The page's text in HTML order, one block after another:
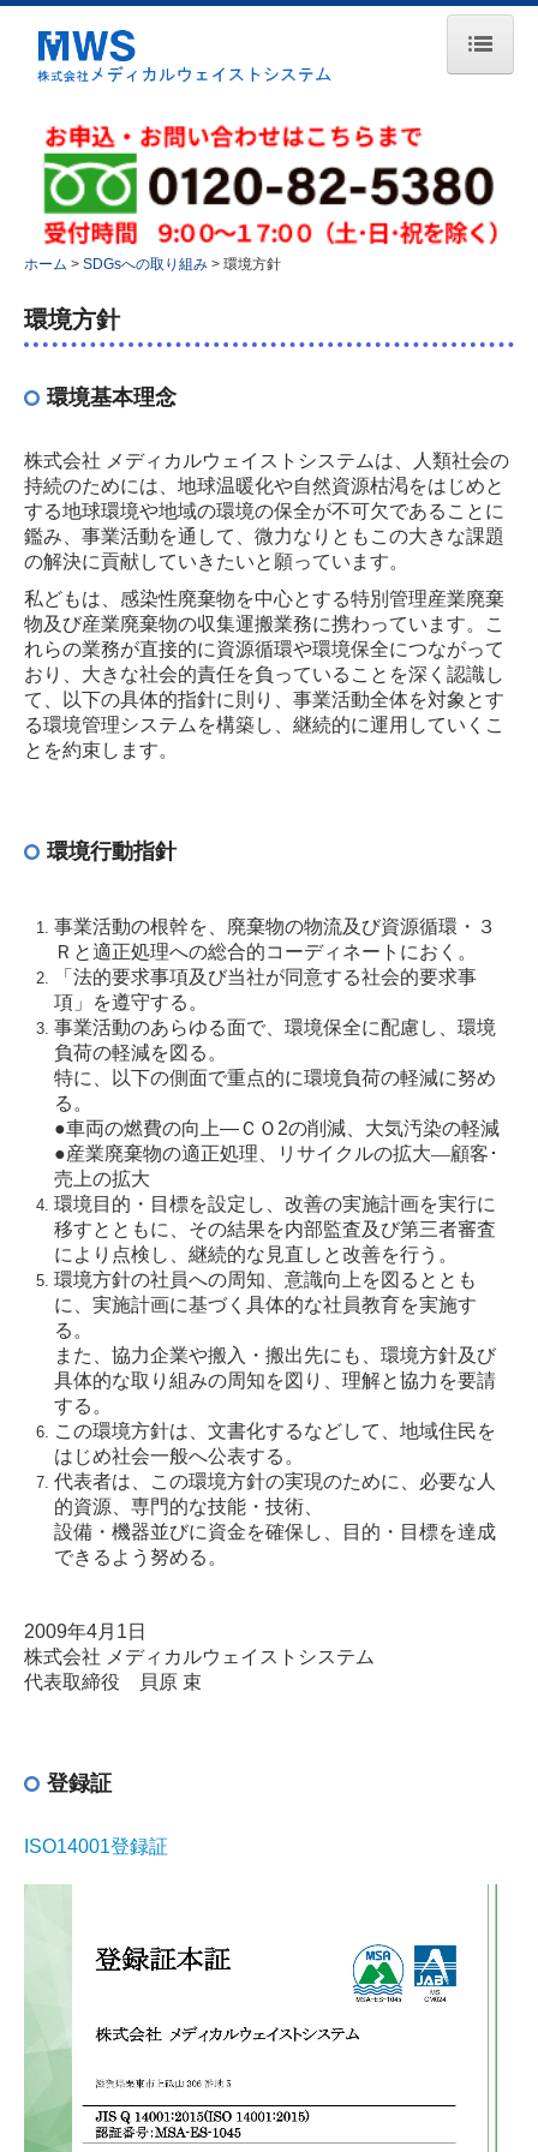
会社案内
理念・方針
会社概要
アクセス
許可一覧
表彰
医療廃棄物
産業廃棄物
機密処理
試薬・薬品
太陽光パネル
蛍光灯
電池
SDGsへの取り組み
SDGsへの取り組み
エコ医療ボックス
環境方針
運輸安全マネジメント
お問い合わせ・お見積り
お問い合わせ
見積り依頼
ホーム SDGsへの取り組み 環境方針
環境方針
環境基本理念
株式会社 メディカルウェイストシステムは、人類社会の
持続のためには、地球温暖化や自然資源枯渇をはじめと
する地球環境や地域の環境の保全が不可欠であることに
鑑み、事業活動を通して、微力なりともこの大きな課題
の解決に貢献していきたいと願っています。
私どもは、感染性廃棄物を中心とする特別管理産業廃棄
物及び産業廃棄物の収集運搬業務に携わっています。こ
れらの業務が直接的に資源循環や環境保全につながって
おり、大きな社会的責任を負っていることを深く認識し
て、以下の具体的指針に則り、事業活動全体を対象とす
る環境管理システムを構築し、継続的に運用していくこ
とを約束します。
環境行動指針
事業活動の根幹を、廃棄物の物流及び資源循環・３
Ｒと適正処理への総合的コーディネートにおく。
「法的要求事項及び当社が同意する社会的要求事
項」を遵守する。
事業活動のあらゆる面で、環境保全に配慮し、環境
負荷の軽減を図る。
特に、以下の側面で重点的に環境負荷の軽減に努め
る。
●車両の燃費の向上―ＣＯ2の削減、大気汚染の軽減
●産業廃棄物の適正処理、リサイクルの拡大―顧客･
売上の拡大
環境目的・目標を設定し、改善の実施計画を実行に
移すとともに、 その結果を内部監査及び第三者審査
により点検し、継続的な見直しと改善を行う。
環境方針の社員への周知、意識向上を図るととも
に、実施計画に基づく具体的な社員教育を実施す
る。
また、協力企業や搬入・搬出先にも、環境方針及び
具体的な取り組みの周知を図り、理解と協力を要請
する。
この環境方針は、文書化するなどして、地域住民を
はじめ社会一般へ公表する。
代表者は、この環境方針の実現のために、必要な人
的資源、専門的な技能・技術、
設備・機器並びに資金を確保し、目的・目標を達成
できるよう努める。
2009年4月1日
株式会社 メディカルウェイストシステム
代表取締役 貝原 束
登録証
ISO14001登録証